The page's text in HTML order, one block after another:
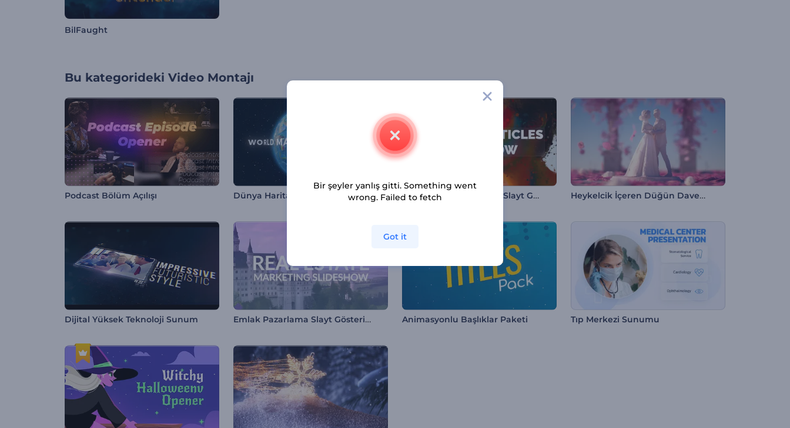
BilFaught
Bu kategorideki Video Montajı
Podcast Bölüm Açılışı Dünya Haritası Video Araç Kiti Rengarenk Parçacıklar Slayt Gösterisi Heykelcik İçeren Düğün Davetiyesi
Dijital Yüksek Teknoloji Sunum Emlak Pazarlama Slayt Gösterisi Animasyonlu Başlıklar Paketi Tıp Merkezi Sunumu
Bir şeyler yanlış gitti. Something went
wrong. Failed to fetch
Got it